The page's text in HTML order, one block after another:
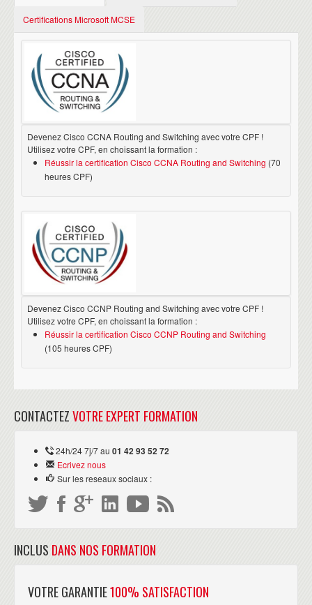
Certifications Microsoft MCSE
Devenez Cisco CCNA Routing and Switching avec votre CPF !
Utilisez votre CPF, en choissant la formation :
Réussir la certification Cisco CCNA Routing and Switching (70
heures CPF)
Devenez Cisco CCNP Routing and Switching avec votre CPF !
Utilisez votre CPF, en choissant la formation :
Réussir la certification Cisco CCNP Routing and Switching
(105 heures CPF)
CONTACTEZVOTRE EXPERT FORMATION
24h/24 7j/7 au 01 42 93 52 72
Ecrivez nous
Sur les reseaux sociaux :
INCLUS DANS NOS FORMATION
VOTRE GARANTIE100% SATISFACTION